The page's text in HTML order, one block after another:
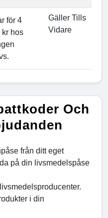
för 4
kr hos
Gäller Tills
Vidare
Och
från ditt eget
på din livsmedelspåse
i din